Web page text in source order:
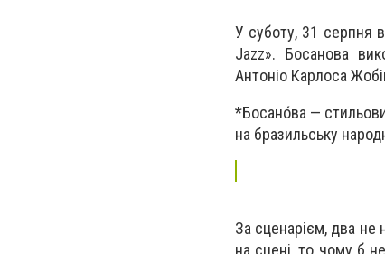
У суботу, 31 серпня в
Jazz». Босанова
Антоніо Карлоса
*Босано́ва —
на бразильську
За сценарієм, два
на сцені, то чому б